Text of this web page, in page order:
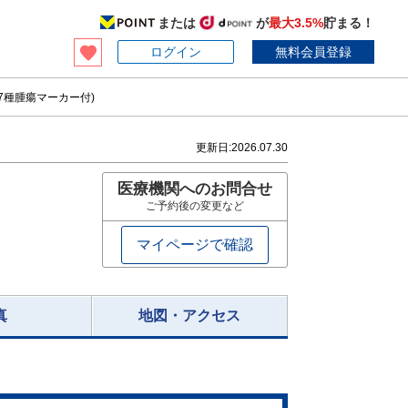
または が最大3.5%貯まる！
ログイン
無料会員登録
腫瘍マーカー付)
更新日:2026.07.30
医療機関へのお問合せ
ご予約後の変更など
マイページで確認
地図・アクセス